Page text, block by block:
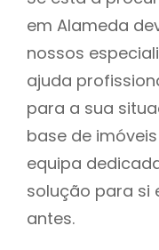
em Alameda
nossos
ajuda
para a sua
base de
equipa
solução para si
antes.